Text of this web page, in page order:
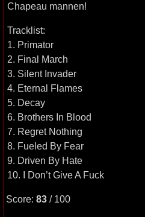
Chapeau mannen!
Tracklist:
1. Primator
2. Final March
3. Silent Invader
4. Eternal Flames
5. Decay
6. Brothers In Blood
7. Regret Nothing
8. Fueled By Fear
9. Driven By Hate
10. I Don’t Give A Fuck
Score: 83 / 100